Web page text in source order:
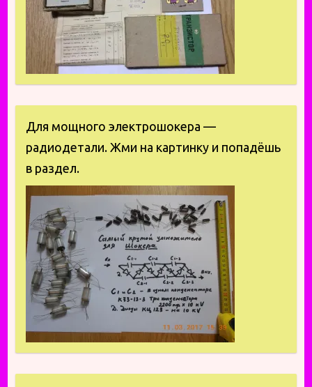
Для мощного электрошокера —
радиодетали. Жми на картинку и попадёшь
в раздел.